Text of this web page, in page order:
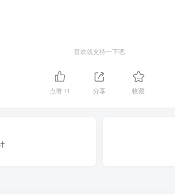
喜欢就支持一下吧
点赞11 分享 收藏